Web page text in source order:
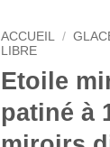
ACCUEIL /
LIBRE
Etoile
patiné à